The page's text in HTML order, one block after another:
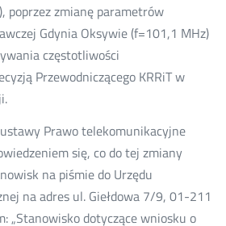
poprzez zmianę parametrów
Gdynia Oksywie (f=101,1 MHz)
częstotliwości
Przewodniczącego KRRiT w
ustawy Prawo telekomunikacyjne
się, co do tej zmiany
na piśmie do Urzędu
na adres ul. Giełdowa 7/9, 01-211
„Stanowisko dotyczące wniosku o